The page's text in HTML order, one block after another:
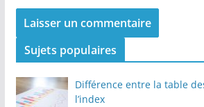
Sujets populaires
Différence entre la table
l’index